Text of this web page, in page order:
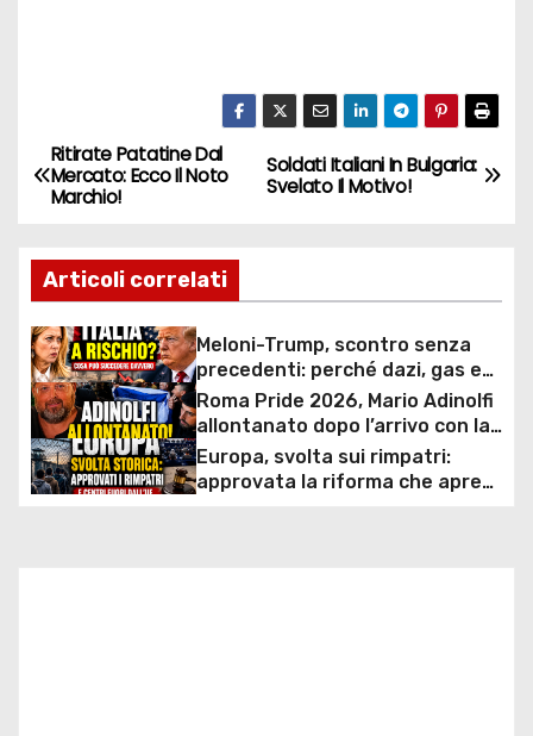
N
a
v
i
g
a
z
Soldati Italiani In Bulgaria:
Svelato Il Motivo!
Ritirate Patatine Dal
Mercato: Ecco Il Noto
Marchio!
Articoli correlati
Meloni-Trump, scontro senza
precedenti: perché dazi, gas e
rapporti diplomatici possono
costare caro all’Italia
Roma Pride 2026, Mario Adinolfi
allontanato dopo l’arrivo con la
bandiera di Israele: scontro
politico e polemiche sui diritti
Europa, svolta sui rimpatri:
approvata la riforma che apre